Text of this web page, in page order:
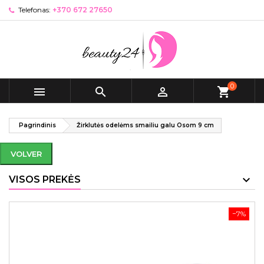
Telefonas: +370 672 27650
   shopping_cart0
Pagrindinis Žirklutės odelėms smailiu galu Osom 9 cm
VOLVER
VISOS PREKĖS
−7%